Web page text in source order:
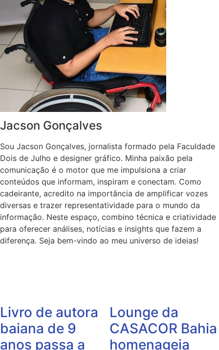
Jacson Gonçalves
Sou Jacson Gonçalves, jornalista formado pela Faculdade
Dois de Julho e designer gráfico. Minha paixão pela
comunicação é o motor que me impulsiona a criar
conteúdos que informam, inspiram e conectam. Como
cadeirante, acredito na importância de amplificar vozes
diversas e trazer representatividade para o mundo da
informação. Neste espaço, combino técnica e criatividade
para oferecer análises, notícias e insights que fazem a
diferença. Seja bem-vindo ao meu universo de ideias!
Livro de autora
baiana de 9
anos passa a
Lounge da
CASACOR Bahia
homenageia